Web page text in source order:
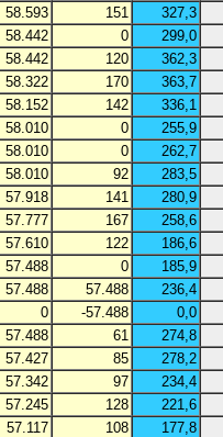
58.593 151
327,3
58.442 0
299,0
58.442 120
362,3
58.322 170
363,7
58.152 142
336,1
58.010 0
255,9
58.010 0
262,7
58.010 92
283,5
57.918 141
280,9
57.777 167
258,6
57.610 122
186,6
57.488 0
185,9
57.488 57.488
236,4
0 -57.488
0,0
57.488 61
274,8
57.427 85
278,2
57.342 97
234,4
57.245 128
221,6
57.117 108
177,8